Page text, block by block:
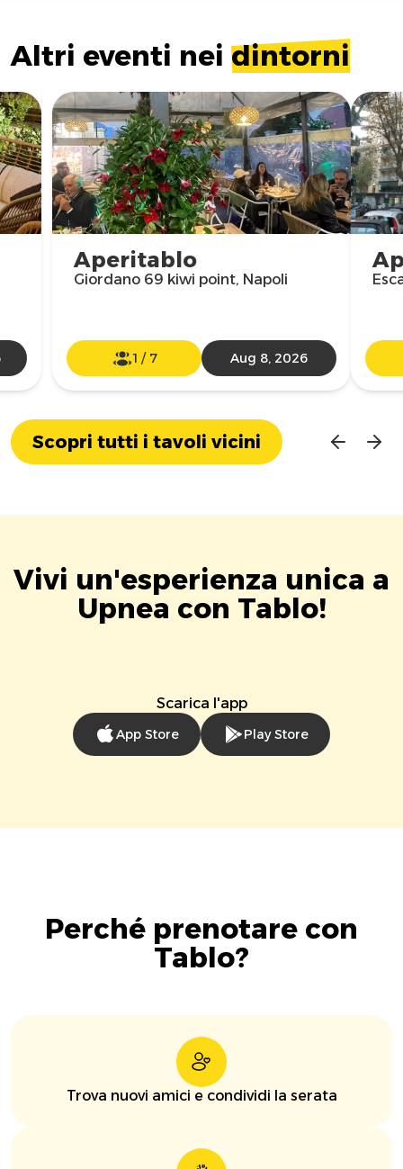
Altri eventi nei dintorni
Aperitablo
Giordano 69 kiwi point, Napoli
1 / 7 Aug 8, 2026
Scopri tutti i tavoli vicini
Vivi un'esperienza unica a
Upnea con Tablo!
Scarica l'app
App Store Play Store
Perché prenotare con
Tablo?
Trova nuovi amici e condividi la serata